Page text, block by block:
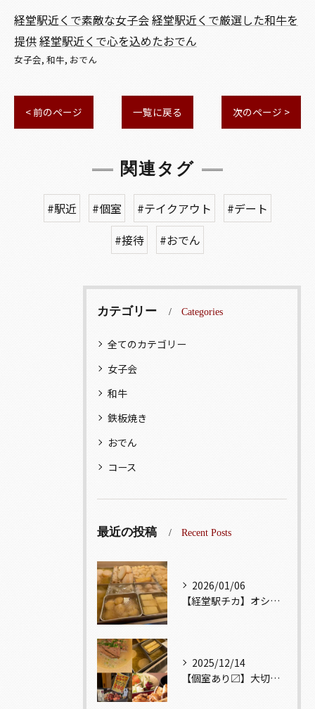
経堂駅近くで素敵な女子会経堂駅近くで厳選した和牛を
提供経堂駅近くで心を込めたおでん
女子会 和牛 おでん
< 前のページ 一覧に戻る 次のページ >
関連タグ
#駅近 #個室 #テイクアウト
#デート
#接待
#おでん
カテゴリー Categories
全てのカテゴリー
女子会
和牛
鉄板焼き
おでん
コース
最近の投稿 Recent Posts
2026/01/06
【経堂駅チカ】オシャレ居酒屋🏮出汁が美味しいおでんがオススメ...
2025/12/14
【個室あり〼】大切な記念日、お祝い事でのご来店ぜひお待ちして...